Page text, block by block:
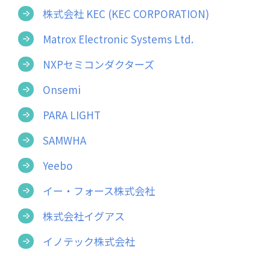
株式会社 KEC (KEC CORPORATION)
Matrox Electronic Systems Ltd.
NXPセミコンダクターズ
Onsemi
PARA LIGHT
SAMWHA
Yeebo
イー・フォース株式会社
株式会社イグアス
イノテック株式会社